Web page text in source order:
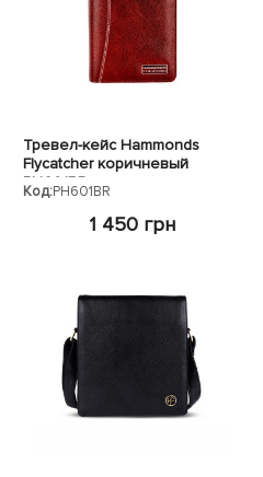
Тревел-кейс Hammonds
Flycatcher коричневый
PH601BR
Код:PH601BR
1 450 грн